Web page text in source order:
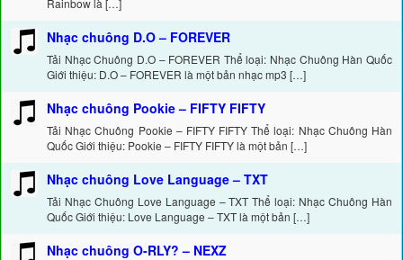
Rainbow là […]
Nhạc chuông D.O – FOREVER
Tải Nhạc Chuông D.O – FOREVER Thể loại: Nhạc Chuông Hàn Quốc
Giới thiệu: D.O – FOREVER là một bản nhạc mp3 […]
Nhạc chuông Pookie – FIFTY FIFTY
Tải Nhạc Chuông Pookie – FIFTY FIFTY Thể loại: Nhạc Chuông Hàn
Quốc Giới thiệu: Pookie – FIFTY FIFTY là một bản […]
Nhạc chuông Love Language – TXT
Tải Nhạc Chuông Love Language – TXT Thể loại: Nhạc Chuông Hàn
Quốc Giới thiệu: Love Language – TXT là một bản […]
Nhạc chuông O-RLY? – NEXZ